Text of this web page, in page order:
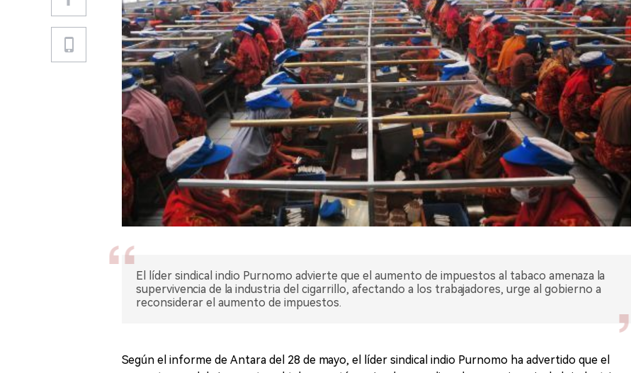
El líder sindical indio Purnomo advierte que el aumento de impuestos al tabaco amenaza la
supervivencia de la industria del cigarrillo, afectando a los trabajadores, urge al gobierno a
reconsiderar el aumento de impuestos.
Según el informe de Antara del 28 de mayo, el líder sindical indio Purnomo ha advertido que el